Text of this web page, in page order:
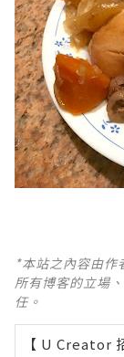
*本站之內容由作
所有博客的立場
任。
【 U Creator